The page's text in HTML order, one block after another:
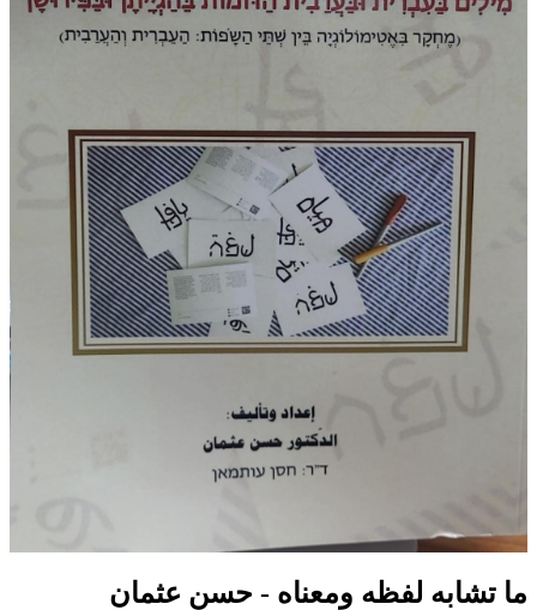
ما تشابه لفظه ومعناه - حسن عثمان